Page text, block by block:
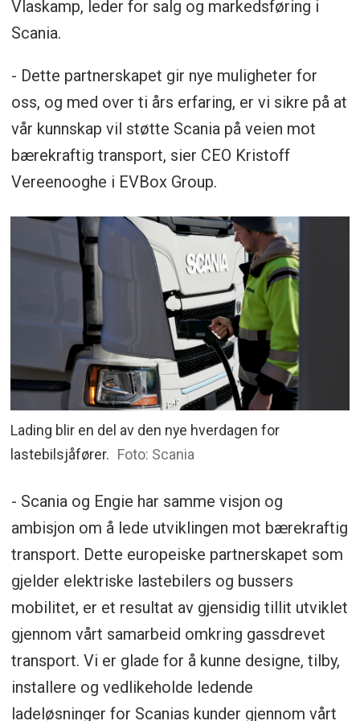
Vlaskamp, leder for salg og markedsføring i
Scania.
- Dette partnerskapet gir nye muligheter for
oss, og med over ti års erfaring, er vi sikre på at
vår kunnskap vil støtte Scania på veien mot
bærekraftig transport, sier CEO Kristoff
Vereenooghe i EVBox Group.
Lading blir en del av den nye hverdagen for
lastebilsjåfører. Foto: Scania
- Scania og Engie har samme visjon og
ambisjon om å lede utviklingen mot bærekraftig
transport. Dette europeiske partnerskapet som
gjelder elektriske lastebilers og bussers
mobilitet, er et resultat av gjensidig tillit utviklet
gjennom vårt samarbeid omkring gassdrevet
transport. Vi er glade for å kunne designe, tilby,
installere og vedlikeholde ledende
ladeløsninger for Scanias kunder gjennom vårt